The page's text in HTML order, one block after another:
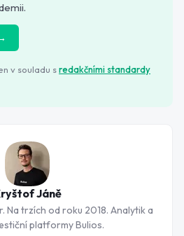
v souladu sredakčními standardy
Jáně
Na trzích od roku 2018. Analytik a
platformy Bulios.